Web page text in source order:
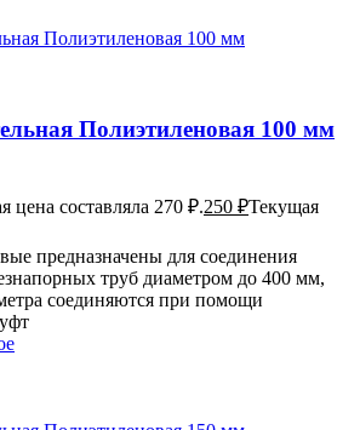
Полиэтиленовая 100 мм
цена составляла 270 ₽.250 ₽Текущая
предназначены для соединения
труб диаметром до 400 мм,
соединяются при помощи